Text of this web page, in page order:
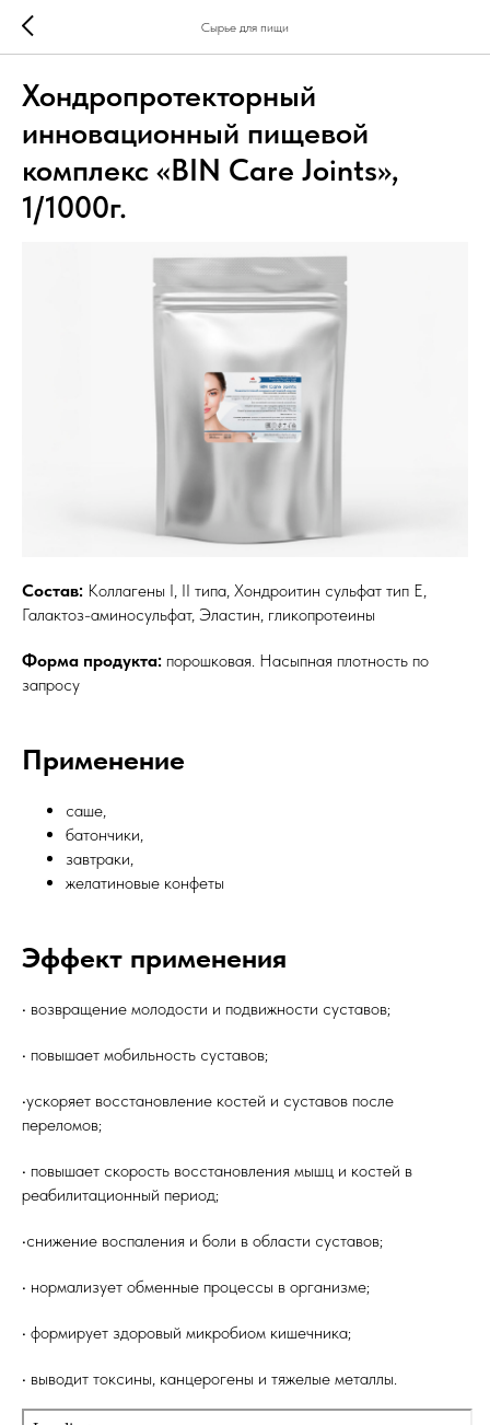
Сырье для пищи
Хондропротекторный
инновационный пищевой
комплекс «BIN Care Joints»,
1/1000г.
Состав: Коллагены I, II типа, Хондроитин сульфат тип Е,
Галактоз-аминосульфат, Эластин, гликопротеины
Форма продукта: порошковая. Насыпная плотность по
запросу
Применение
саше,
батончики,
завтраки,
желатиновые конфеты
Эффект применения
• возвращение молодости и подвижности суставов;
• повышает мобильность суставов;
•ускоряет восстановление костей и суставов после
переломов;
• повышает скорость восстановления мышц и костей в
реабилитационный период;
•снижение воспаления и боли в области суставов;
• нормализует обменные процессы в организме;
• формирует здоровый микробиом кишечника;
• выводит токсины, канцерогены и тяжелые металлы.